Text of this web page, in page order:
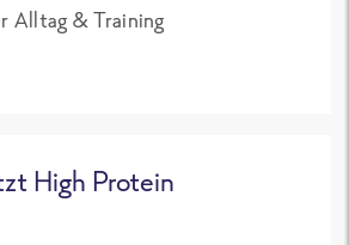
Alltag & Training
High Protein